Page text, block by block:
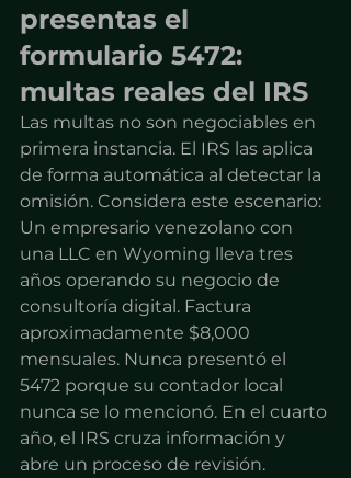
presentas el
formulario 5472:
multas reales del IRS
Las multas no son negociables en
primera instancia. El IRS las aplica
de forma automática al detectar la
omisión. Considera este escenario:
Un empresario venezolano con
una LLC en Wyoming lleva tres
años operando su negocio de
consultoría digital. Factura
aproximadamente $8,000
mensuales. Nunca presentó el
5472 porque su contador local
nunca se lo mencionó. En el cuarto
año, el IRS cruza información y
abre un proceso de revisión.